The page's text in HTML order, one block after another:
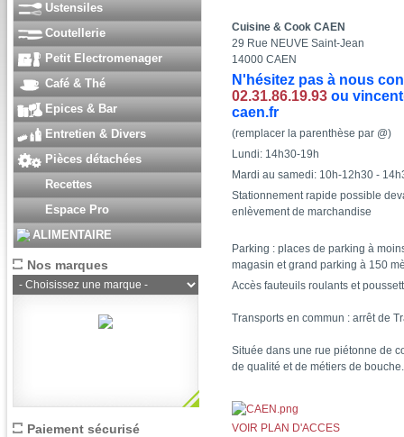
Ustensiles
Coutellerie
Petit Electromenager
Café & Thé
Epices & Bar
Entretien & Divers
Pièces détachées
Recettes
Espace Pro
ALIMENTAIRE
Nos marques
Paiement sécurisé
Cuisine & Cook CAEN
29 Rue NEUVE Saint-Jean
14000 CAEN
N'hésitez pas à nous
02.31.86.19.93 ou
caen.fr
(remplacer la parenthèse par @)
Lundi: 14h30-19h
Mardi au samedi: 10h-12h30 -
Stationnement rapide possible
enlèvement de marchandise
Parking : places de parking à
magasin et grand parking à 150
Accès fauteuils roulants et
Transports en commun : arrêt de
Située dans une rue piétonne de
de qualité et de métiers de bouche.
VOIR PLAN D'ACCES